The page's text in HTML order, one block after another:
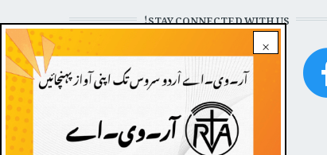
×
STAY CONNECTED WITH US!